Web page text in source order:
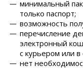
минимальный
только паспорт;
возможность
перечисление
электронный
с курьером или
нет